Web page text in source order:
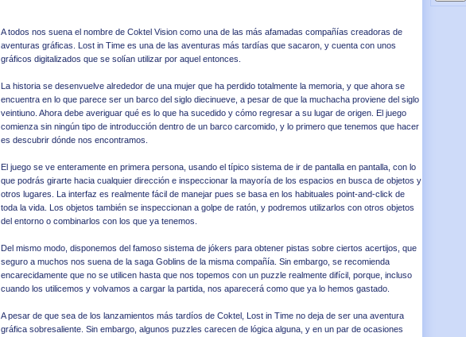
A todos nos suena el nombre de Coktel Vision como una de las más afamadas compañías creadoras de
aventuras gráficas. Lost in Time es una de las aventuras más tardías que sacaron, y cuenta con unos
gráficos digitalizados que se solían utilizar por aquel entonces.
La historia se desenvuelve alrededor de una mujer que ha perdido totalmente la memoria, y que ahora se
encuentra en lo que parece ser un barco del siglo diecinueve, a pesar de que la muchacha proviene del siglo
veintiuno. Ahora debe averiguar qué es lo que ha sucedido y cómo regresar a su lugar de origen. El juego
comienza sin ningún tipo de introducción dentro de un barco carcomido, y lo primero que tenemos que hacer
es descubrir dónde nos encontramos.
El juego se ve enteramente en primera persona, usando el típico sistema de ir de pantalla en pantalla, con lo
que podrás girarte hacia cualquier dirección e inspeccionar la mayoría de los espacios en busca de objetos y
otros lugares. La interfaz es realmente fácil de manejar pues se basa en los habituales point-and-click de
toda la vida. Los objetos también se inspeccionan a golpe de ratón, y podremos utilizarlos con otros objetos
del entorno o combinarlos con los que ya tenemos.
Del mismo modo, disponemos del famoso sistema de jókers para obtener pistas sobre ciertos acertijos, que
seguro a muchos nos suena de la saga Goblins de la misma compañía. Sin embargo, se recomienda
encarecidamente que no se utilicen hasta que nos topemos con un puzzle realmente difícil, porque, incluso
cuando los utilicemos y volvamos a cargar la partida, nos aparecerá como que ya lo hemos gastado.
A pesar de que sea de los lanzamientos más tardíos de Coktel, Lost in Time no deja de ser una aventura
gráfica sobresaliente. Sin embargo, algunos puzzles carecen de lógica alguna, y en un par de ocasiones